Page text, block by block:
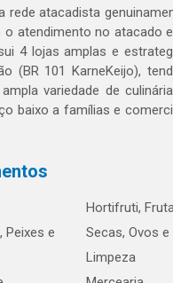
rede atacadista
o atendimento no atacado
4 lojas amplas e
(BR 101 KarneKeijo),
variedade de
baixo a famílias e
Peixes e
Hortifruti,
Secas, Ovos e
Limpeza